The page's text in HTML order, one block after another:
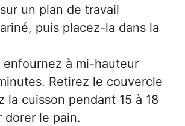
un plan de travail
puis placez-la dans la
enfournez à mi-hauteur
Retirez le couvercle
la cuisson pendant 15 à 18
dorer le pain.